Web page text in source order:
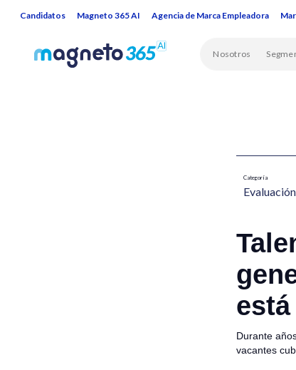
Candidatos Magneto 365 AI Agencia de Marca Empleadora
Nosotros
Categoría
Durante
vacantes